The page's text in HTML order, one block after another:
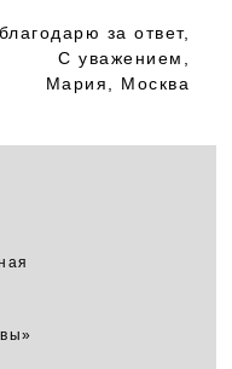
за ответ,
С уважением,
Мария, Москва